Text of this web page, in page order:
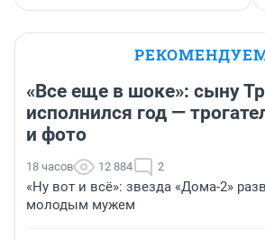
«Все еще в шоке»: сыну
исполнился год —
и фото
18 часов 12 884 2
«Ну вот и всё»: звезда «Дома-2»
молодым мужем